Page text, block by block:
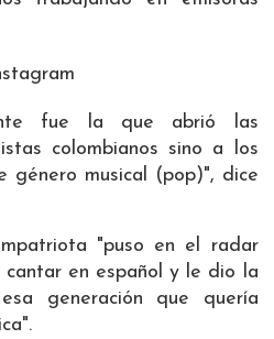
fue la que abrió las
colombianos sino a los
género musical (pop)", dice
"puso en el radar
en español y le dio la
generación que quería